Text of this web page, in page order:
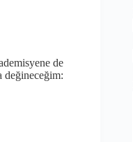
de
değineceğim: